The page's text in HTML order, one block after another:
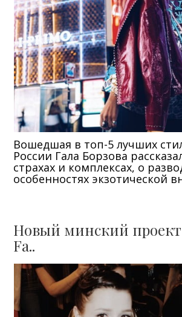
Вошедшая в топ-5 лучших
России Гала Борзова
страхах и комплексах, о
особенностях экзотической
Новый минский
Fa..